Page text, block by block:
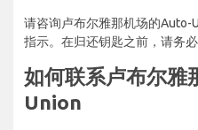
请咨询卢布尔雅那机场的Auto-
指示。在归还钥匙之前，请务
如何联系卢布尔雅
Union